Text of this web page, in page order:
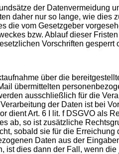
der Datenvermeidung
daher nur so lange, wie dies
die vom Gesetzgeber
bzw. Ablauf dieser
Vorschriften gesperrt
über die
übermittelten
ausschließlich für die
der Daten ist bei
dient Art. 6 I lit. f DSGVO als
ab, so ist zusätzliche
sobald sie für die
Daten aus der
ist dies dann der Fall, wenn